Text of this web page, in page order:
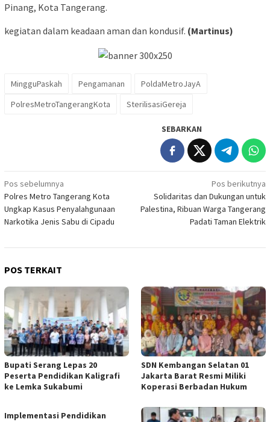
Pinang, Kota Tangerang.
kegiatan dalam keadaan aman dan kondusif. (Martinus)
MingguPaskah Pengamanan
PoldaMetroJayA
PolresMetroTangerangKota
SterilisasiGereja
SEBARKAN
Navigasi
pos
Pos sebelumnya
Polres Metro Tangerang Kota
Ungkap Kasus Penyalahgunaan
Narkotika Jenis Sabu di Cipadu
Pos berikutnya
Solidaritas dan Dukungan untuk
Palestina, Ribuan Warga Tangerang
Padati Taman Elektrik
POS TERKAIT
Bupati Serang Lepas 20
Peserta Pendidikan Kaligrafi
ke Lemka Sukabumi
SDN Kembangan Selatan 01
Jakarta Barat Resmi Miliki
Koperasi Berbadan Hukum
Implementasi Pendidikan